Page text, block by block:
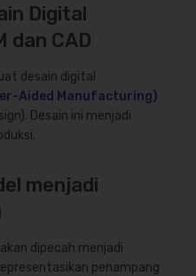
Digital
dan CAD
desain digital
Aided Manufacturing)
Desain ini menjadi
menjadi
dipecah menjadi
penampang